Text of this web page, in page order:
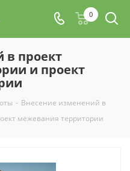
0
в проект
и проект
- Внесение изменений в
межевания территории